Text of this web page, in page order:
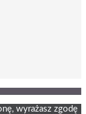
wyrażasz zgodę